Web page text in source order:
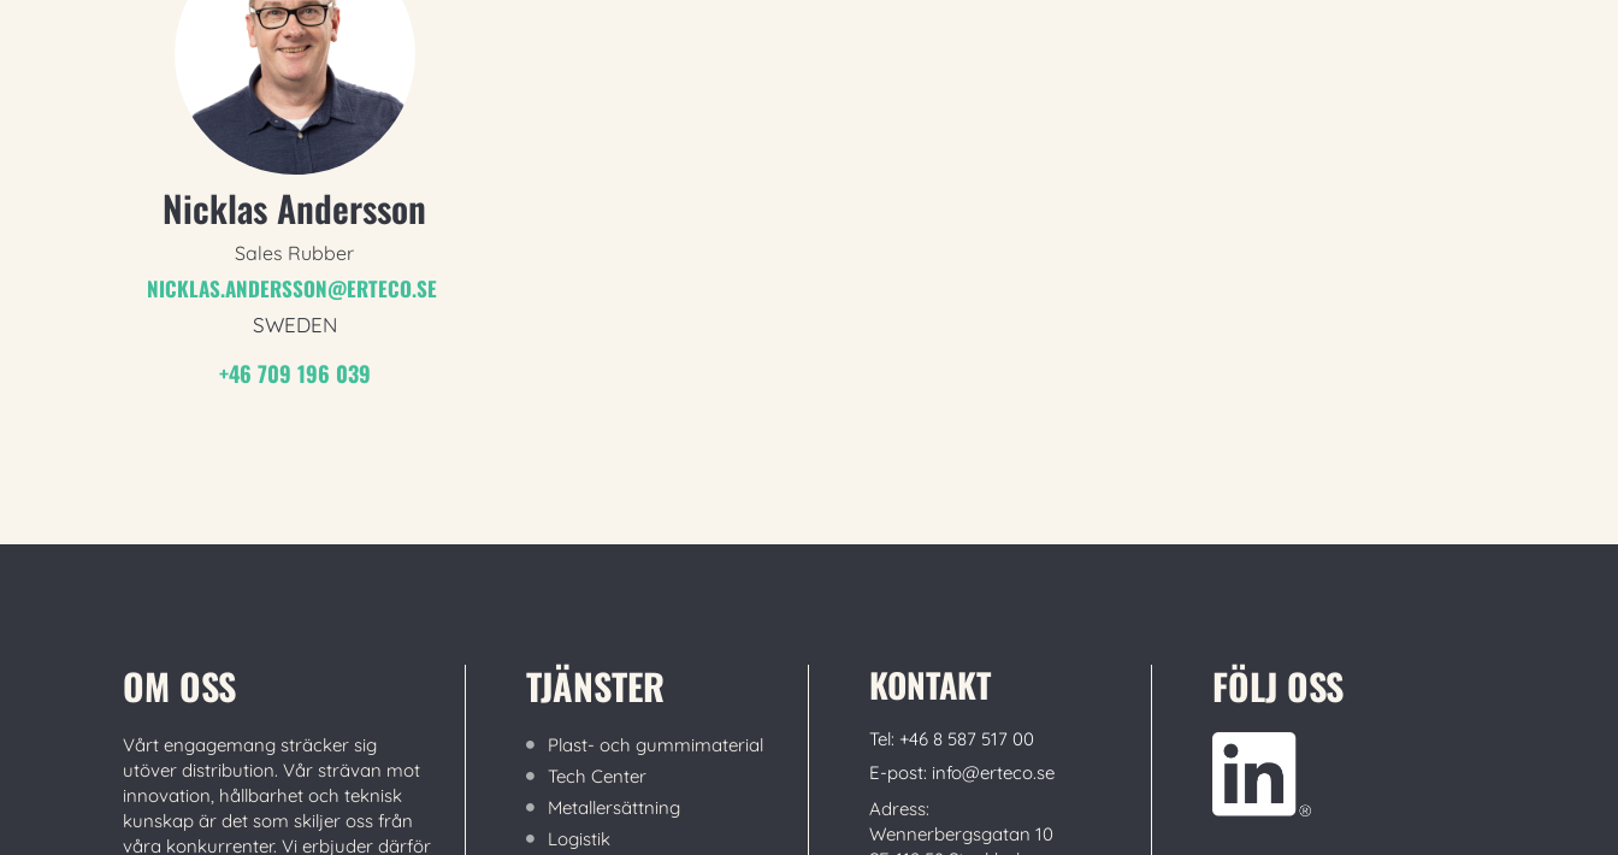
Nicklas Andersson
Sales Rubber
NICKLAS.ANDERSSON@ERTECO.SE
SWEDEN
+46 709 196 039
OM OSS
Vårt engagemang sträcker sig
utöver distribution. Vår strävan mot
innovation, hållbarhet och teknisk
kunskap är det som skiljer oss från
våra konkurrenter. Vi erbjuder därför
TJÄNSTER
Plast- och gummimaterial
Tech Center
Metallersättning
Logistik
KONTAKT
Tel: +46 8 587 517 00
E-post: info@erteco.se
Adress:
Wennerbergsgatan 10
FÖLJ OSS